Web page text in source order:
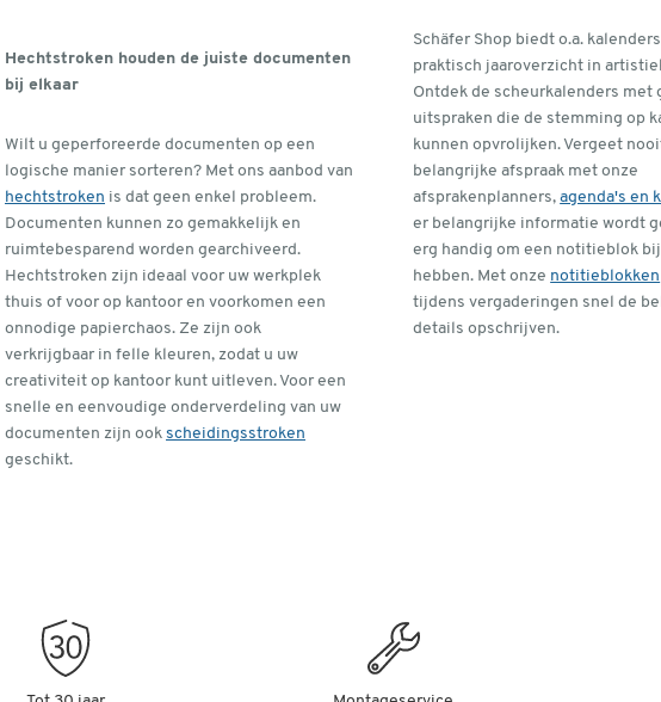
Hechtstroken houden de juiste documenten
bij elkaar
Wilt u geperforeerde documenten op een
logische manier sorteren? Met ons aanbod van
hechtstroken is dat geen enkel probleem.
Documenten kunnen zo gemakkelijk en
ruimtebesparend worden gearchiveerd.
Hechtstroken zijn ideaal voor uw werkplek
thuis of voor op kantoor en voorkomen een
onnodige papierchaos. Ze zijn ook
verkrijgbaar in felle kleuren, zodat u uw
creativiteit op kantoor kunt uitleven. Voor een
snelle en eenvoudige onderverdeling van uw
documenten zijn ook scheidingsstroken
geschikt.
Schäfer Shop biedt o.a.
praktisch jaaroverzicht in
Ontdek de scheurkalenders met
uitspraken die de stemming op
kunnen opvrolijken. Vergeet
belangrijke afspraak met onze
afsprakenplanners,agenda's en
er belangrijke informatie wordt
erg handig om een notitieblok
hebben. Met onze notitieblokken
tijdens vergaderingen snel de
details opschrijven.